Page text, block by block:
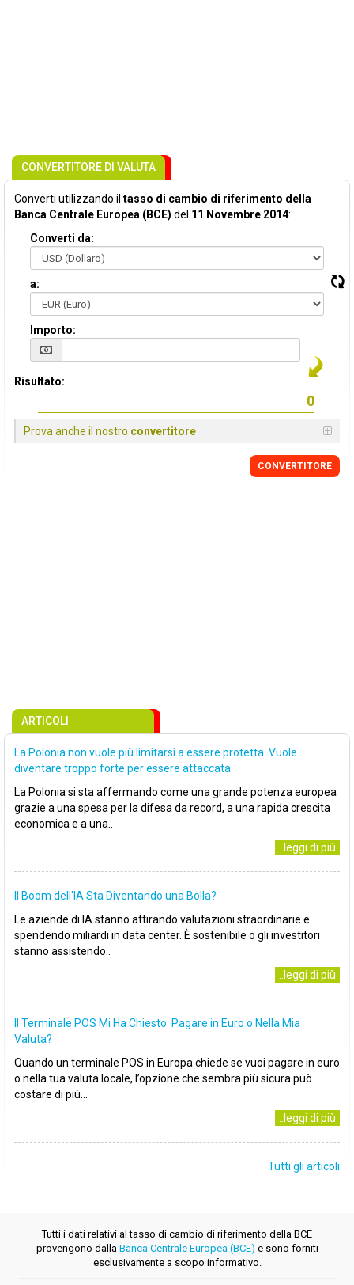
CONVERTITORE DI VALUTA
Converti utilizzando il tasso di cambio di riferimento della
Banca Centrale Europea (BCE) del 11 Novembre 2014:
Converti da:
a:
Importo:
Risultato:
Prova anche il nostro convertitore
CONVERTITORE
ARTICOLI
La Polonia non vuole più limitarsi a essere protetta. Vuole
diventare troppo forte per essere attaccata
La Polonia si sta affermando come una grande potenza europea
grazie a una spesa per la difesa da record, a una rapida crescita
economica e a una..
..leggi di più
Il Boom dell'IA Sta Diventando una Bolla?
Le aziende di IA stanno attirando valutazioni straordinarie e
spendendo miliardi in data center. È sostenibile o gli investitori
stanno assistendo..
..leggi di più
Il Terminale POS Mi Ha Chiesto: Pagare in Euro o Nella Mia
Valuta?
Quando un terminale POS in Europa chiede se vuoi pagare in euro
o nella tua valuta locale, l’opzione che sembra più sicura può
costare di più...
..leggi di più
Tutti gli articoli
Tutti i dati relativi al tasso di cambio di riferimento della BCE
provengono dalla Banca Centrale Europea (BCE) e sono forniti
esclusivamente a scopo informativo.